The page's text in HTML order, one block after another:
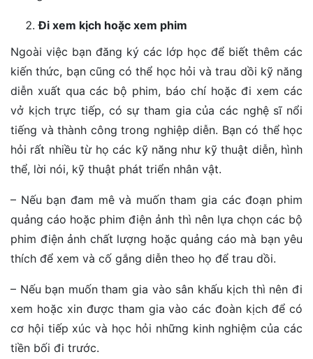
Đi xem kịch hoặc xem phim
Ngoài việc bạn đăng ký các lớp học để biết thêm các
kiến thức, bạn cũng có thể học hỏi và trau dồi kỹ năng
diễn xuất qua các bộ phim, báo chí hoặc đi xem các
vở kịch trực tiếp, có sự tham gia của các nghệ sĩ nổi
tiếng và thành công trong nghiệp diễn. Bạn có thể học
hỏi rất nhiều từ họ các kỹ năng như kỹ thuật diễn, hình
thể, lời nói, kỹ thuật phát triển nhân vật.
– Nếu bạn đam mê và muốn tham gia các đoạn phim
quảng cáo hoặc phim điện ảnh thì nên lựa chọn các bộ
phim điện ảnh chất lượng hoặc quảng cáo mà bạn yêu
thích để xem và cố gắng diễn theo họ để trau dồi.
– Nếu bạn muốn tham gia vào sân khấu kịch thì nên đi
xem hoặc xin được tham gia vào các đoàn kịch để có
cơ hội tiếp xúc và học hỏi những kinh nghiệm của các
tiền bối đi trước.